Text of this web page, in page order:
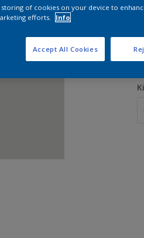
storing of cookies on your device to
efforts.
Info
Accept All Cookies